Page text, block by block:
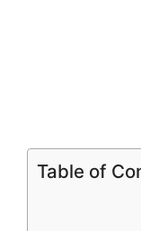
Table of